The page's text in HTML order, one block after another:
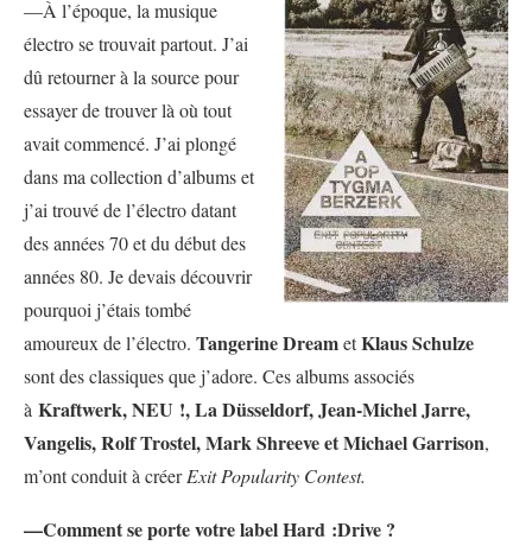
—À l’époque, la musique
électro se trouvait partout. J’ai
dû retourner à la source pour
essayer de trouver là où tout
avait commencé. J’ai plongé
dans ma collection d’albums et
j’ai trouvé de l’électro datant
des années 70 et du début des
années 80. Je devais découvrir
pourquoi j’étais tombé
amoureux de l’électro. Tangerine DreametKlaus Schulze
sont des classiques que j’adore. Ces albums associés
à Kraftwerk, NEU !, La Düsseldorf,Jean-Michel Jarre,
Vangelis, Rolf Trostel,Mark Shreeve et Michael Garrison,
m’ont conduit à créerExit Popularity Contest.
—Comment se porte votre label Hard :Drive ?